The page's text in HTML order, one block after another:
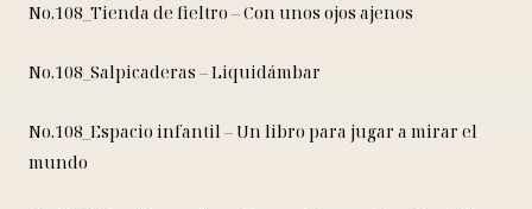
No.108_Tienda de fieltro – Con unos ojos ajenos
No.108_Salpicaderas – Liquidámbar
No.108_Espacio infantil – Un libro para jugar a mirar el
mundo